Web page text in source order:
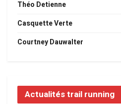
Théo Detienne
Casquette Verte
Courtney Dauwalter
Actualités trail running